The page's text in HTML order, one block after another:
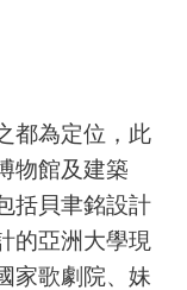
都為定位，此
物館及建築
括貝聿銘設計
的亞洲大學現
家歌劇院、妹